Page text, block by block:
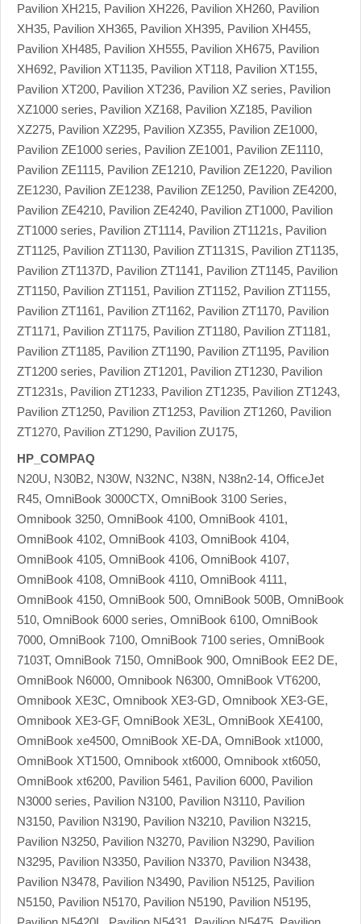
Pavilion XH215, Pavilion XH226, Pavilion XH260, Pavilion
XH35, Pavilion XH365, Pavilion XH395, Pavilion XH455,
Pavilion XH485, Pavilion XH555, Pavilion XH675, Pavilion
XH692, Pavilion XT1135, Pavilion XT118, Pavilion XT155,
Pavilion XT200, Pavilion XT236, Pavilion XZ series, Pavilion
XZ1000 series, Pavilion XZ168, Pavilion XZ185, Pavilion
XZ275, Pavilion XZ295, Pavilion XZ355, Pavilion ZE1000,
Pavilion ZE1000 series, Pavilion ZE1001, Pavilion ZE1110,
Pavilion ZE1115, Pavilion ZE1210, Pavilion ZE1220, Pavilion
ZE1230, Pavilion ZE1238, Pavilion ZE1250, Pavilion ZE4200,
Pavilion ZE4210, Pavilion ZE4240, Pavilion ZT1000, Pavilion
ZT1000 series, Pavilion ZT1114, Pavilion ZT1121s, Pavilion
ZT1125, Pavilion ZT1130, Pavilion ZT1131S, Pavilion ZT1135,
Pavilion ZT1137D, Pavilion ZT1141, Pavilion ZT1145, Pavilion
ZT1150, Pavilion ZT1151, Pavilion ZT1152, Pavilion ZT1155,
Pavilion ZT1161, Pavilion ZT1162, Pavilion ZT1170, Pavilion
ZT1171, Pavilion ZT1175, Pavilion ZT1180, Pavilion ZT1181,
Pavilion ZT1185, Pavilion ZT1190, Pavilion ZT1195, Pavilion
ZT1200 series, Pavilion ZT1201, Pavilion ZT1230, Pavilion
ZT1231s, Pavilion ZT1233, Pavilion ZT1235, Pavilion ZT1243,
Pavilion ZT1250, Pavilion ZT1253, Pavilion ZT1260, Pavilion
ZT1270, Pavilion ZT1290, Pavilion ZU175,
HP_COMPAQ
N20U, N30B2, N30W, N32NC, N38N, N38n2-14, OfficeJet
R45, OmniBook 3000CTX, OmniBook 3100 Series,
Omnibook 3250, OmniBook 4100, OmniBook 4101,
OmniBook 4102, OmniBook 4103, OmniBook 4104,
OmniBook 4105, OmniBook 4106, OmniBook 4107,
OmniBook 4108, OmniBook 4110, OmniBook 4111,
OmniBook 4150, OmniBook 500, OmniBook 500B, OmniBook
510, OmniBook 6000 series, OmniBook 6100, OmniBook
7000, OmniBook 7100, OmniBook 7100 series, OmniBook
7103T, OmniBook 7150, OmniBook 900, OmniBook EE2 DE,
OmniBook N6000, Omnibook N6300, OmniBook VT6200,
Omnibook XE3C, Omnibook XE3-GD, Omnibook XE3-GE,
Omnibook XE3-GF, OmniBook XE3L, OmniBook XE4100,
OmniBook xe4500, OmniBook XE-DA, OmniBook xt1000,
OmniBook XT1500, Omnibook xt6000, Omnibook xt6050,
OmniBook xt6200, Pavilion 5461, Pavilion 6000, Pavilion
N3000 series, Pavilion N3100, Pavilion N3110, Pavilion
N3150, Pavilion N3190, Pavilion N3210, Pavilion N3215,
Pavilion N3250, Pavilion N3270, Pavilion N3290, Pavilion
N3295, Pavilion N3350, Pavilion N3370, Pavilion N3438,
Pavilion N3478, Pavilion N3490, Pavilion N5125, Pavilion
N5150, Pavilion N5170, Pavilion N5190, Pavilion N5195,